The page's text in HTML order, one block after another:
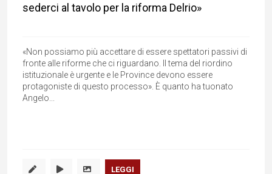
sederci al tavolo per la riforma Delrio»
«Non possiamo più accettare di essere spettatori passivi di
fronte alle riforme che ci riguardano. Il tema del riordino
istituzionale è urgente e le Province devono essere
protagoniste di questo processo». È quanto ha tuonato
Angelo...
LEGGI